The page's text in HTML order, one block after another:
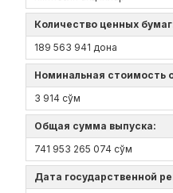
Количество ценных
189 563 941 дона
Номинальная стоимость
3 914 сўм
Общая сумма выпуска:
741 953 265 074 сўм
Дата государственной